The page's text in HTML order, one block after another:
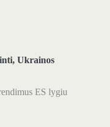
, Ukrainos
ES lygiu